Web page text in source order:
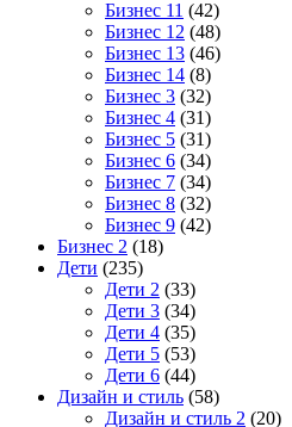
Бизнес 11 (42)
Бизнес 12 (48)
Бизнес 13 (46)
Бизнес 14 (8)
Бизнес 3 (32)
Бизнес 4 (31)
Бизнес 5 (31)
Бизнес 6 (34)
Бизнес 7 (34)
Бизнес 8 (32)
Бизнес 9 (42)
Бизнес 2 (18)
Дети (235)
Дети 2 (33)
Дети 3 (34)
Дети 4 (35)
Дети 5 (53)
Дети 6 (44)
Дизайн и стиль (58)
Дизайн и стиль 2 (20)